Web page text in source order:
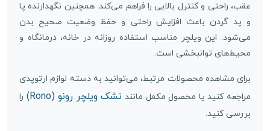
عقب، راحتی و کنترل بالایی را فراهم می‌کند. همچنین نگهدارنده پا
و پد گردن باعث افزایش راحتی و حفظ وضعیت صحیح بدن
می‌شود. این ویلچر مناسب استفاده روزانه در خانه، درمانگاه و
محیط‌های توانبخشی است.
برای مشاهده محصولات مرتبط، می‌توانید به دسته لوازم ارتوپدی
مراجعه کنید یا محصول مکمل مانند تشک ویلچر رونو (Rono)
را
بررسی کنید.